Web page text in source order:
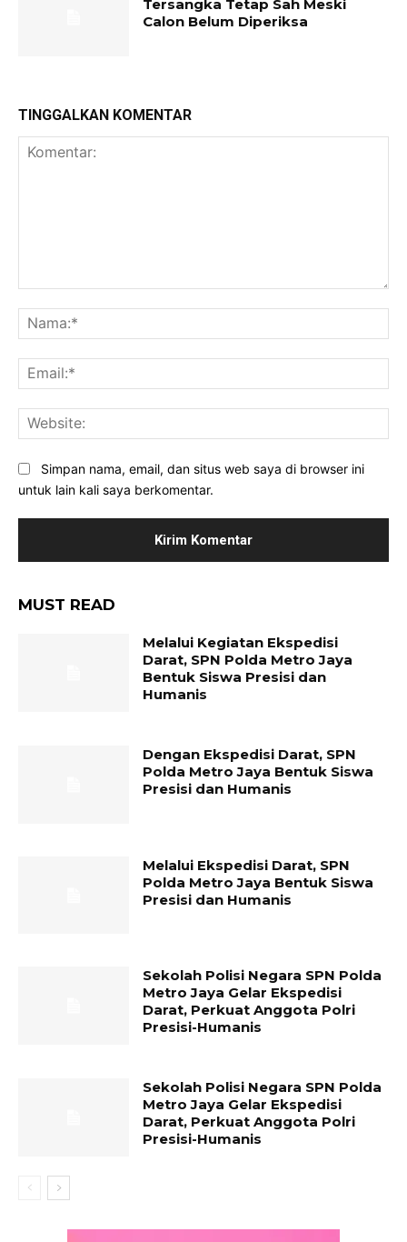
Tersangka Tetap Sah Meski
Calon Belum Diperiksa
TINGGALKAN KOMENTAR
Simpan nama, email, dan situs web saya di browser ini
untuk lain kali saya berkomentar.
MUST READ
Melalui Kegiatan Ekspedisi
Darat, SPN Polda Metro Jaya
Bentuk Siswa Presisi dan
Humanis
Dengan Ekspedisi Darat, SPN
Polda Metro Jaya Bentuk Siswa
Presisi dan Humanis
Melalui Ekspedisi Darat, SPN
Polda Metro Jaya Bentuk Siswa
Presisi dan Humanis
Sekolah Polisi Negara SPN Polda
Metro Jaya Gelar Ekspedisi
Darat, Perkuat Anggota Polri
Presisi-Humanis
Sekolah Polisi Negara SPN Polda
Metro Jaya Gelar Ekspedisi
Darat, Perkuat Anggota Polri
Presisi-Humanis